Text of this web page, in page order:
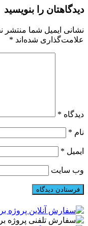
دیدگاهتان را بنویسید
نشانی ایمیل شما منتشر
علامت‌گذاری شده‌اند *
دیدگاه *
نام *
ایمیل *
وب‌ سایت